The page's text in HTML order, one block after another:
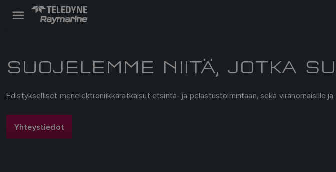
SUOJELEMME NIITÄ, JOTKA
Edistykselliset merielektroniikkaratkaisut etsintä- ja pelastustoimintaan, sekä viranomaisille
Yhteystiedot